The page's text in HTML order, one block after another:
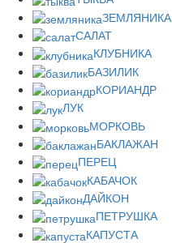
ЗЕМЛЯНИКА
САЛАТ
КЛУБНИКА
БАЗИЛИК
КОРИАНДР
ЛУК
МОРКОВЬ
БАКЛАЖАН
ПЕРЕЦ
КАБАЧОК
ДАЙКОН
ПЕТРУШКА
КАПУСТА